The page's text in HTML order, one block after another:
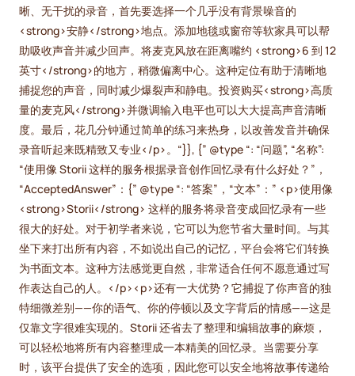
晰、无干扰的录音，首先要选择一个几乎没有背景噪音的
<strong>安静</strong>地点。添加地毯或窗帘等软家具可以帮
助吸收声音并减少回声。将麦克风放在距离嘴约 <strong>6 到 12
英寸</strong>的地方，稍微偏离中心。这种定位有助于清晰地
捕捉您的声音，同时减少爆裂声和静电。投资购买<strong>高质
量的麦克风</strong>并微调输入电平也可以大大提高声音清晰
度。最后，花几分钟通过简单的练习来热身，以改善发音并确保
录音听起来既精致又专业</p>。“}}, {” @type “: “问题”, “名称”:
“使用像 Storii 这样的服务根据录音创作回忆录有什么好处？”，
“AcceptedAnswer”：{” @type “: “答案”，“文本”：” <p>使用像
<strong>Storii</strong> 这样的服务将录音变成回忆录有一些
很大的好处。对于初学者来说，它可以为您节省大量时间。与其
坐下来打出所有内容，不如说出自己的记忆，平台会将它们转换
为书面文本。这种方法感觉更自然，非常适合任何不愿意通过写
作表达自己的人。</p><p>还有一大优势？它捕捉了你声音的独
特细微差别——你的语气、你的停顿以及文字背后的情感——这是
仅靠文字很难实现的。Storii 还省去了整理和编辑故事的麻烦，
可以轻松地将所有内容整理成一本精美的回忆录。当需要分享
时，该平台提供了安全的选项，因此您可以安全地将故事传递给